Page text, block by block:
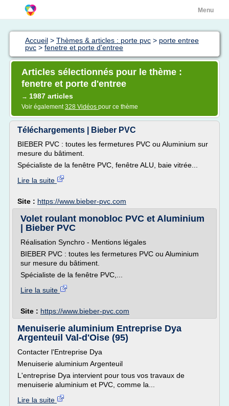
Menu
Accueil > Thèmes & articles : porte pvc > porte entree
pvc > fenetre et porte d'entree
Articles sélectionnés pour le thème :
fenetre et porte d'entree
→ 1987 articles
Voir également328 Vidéos pour ce thème
Téléchargements | Bieber PVC
BIEBER PVC : toutes les fermetures PVC ou Aluminium sur
mesure du bâtiment.
Spécialiste de la fenêtre PVC, fenêtre ALU, baie vitrée...
Lire la suite
Site : https://www.bieber-pvc.com
Volet roulant monobloc PVC et Aluminium
| Bieber PVC
Réalisation Synchro - Mentions légales
BIEBER PVC : toutes les fermetures PVC ou Aluminium
sur mesure du bâtiment.
Spécialiste de la fenêtre PVC,...
Lire la suite
Site : https://www.bieber-pvc.com
Menuiserie aluminium Entreprise Dya
Argenteuil Val-d'Oise (95)
Contacter l'Entreprise Dya
Menuiserie aluminium Argenteuil
L'entreprise Dya intervient pour tous vos travaux de
menuiserie aluminium et PVC, comme la...
Lire la suite